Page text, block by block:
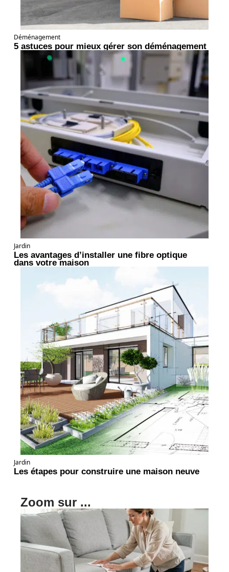
Déménagement
5 astuces pour mieux gérer son déménagement
Jardin
Les avantages d’installer une fibre optique
dans votre maison
Jardin
Les étapes pour construire une maison neuve
Zoom sur ...